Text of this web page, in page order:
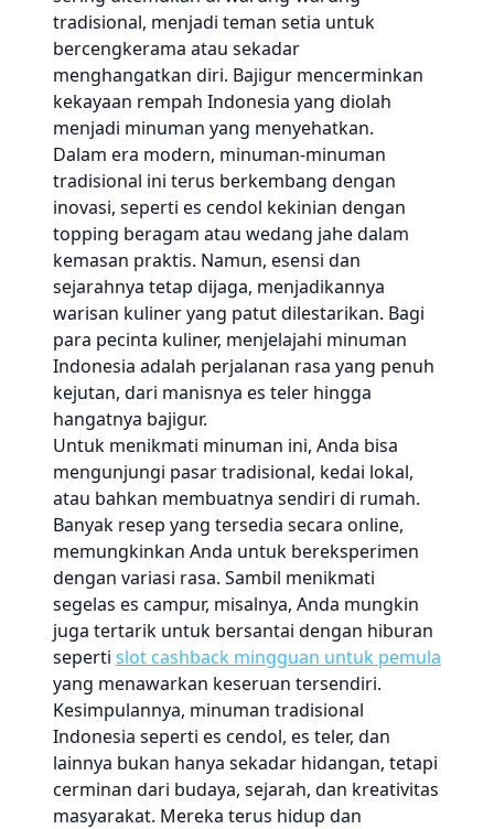
tradisional, menjadi teman setia untuk
bercengkerama atau sekadar
menghangatkan diri. Bajigur mencerminkan
kekayaan rempah Indonesia yang diolah
menjadi minuman yang menyehatkan.
Dalam era modern, minuman-minuman
tradisional ini terus berkembang dengan
inovasi, seperti es cendol kekinian dengan
topping beragam atau wedang jahe dalam
kemasan praktis. Namun, esensi dan
sejarahnya tetap dijaga, menjadikannya
warisan kuliner yang patut dilestarikan. Bagi
para pecinta kuliner, menjelajahi minuman
Indonesia adalah perjalanan rasa yang penuh
kejutan, dari manisnya es teler hingga
hangatnya bajigur.
Untuk menikmati minuman ini, Anda bisa
mengunjungi pasar tradisional, kedai lokal,
atau bahkan membuatnya sendiri di rumah.
Banyak resep yang tersedia secara online,
memungkinkan Anda untuk bereksperimen
dengan variasi rasa. Sambil menikmati
segelas es campur, misalnya, Anda mungkin
juga tertarik untuk bersantai dengan hiburan
seperti slot cashback mingguan untuk pemula
yang menawarkan keseruan tersendiri.
Kesimpulannya, minuman tradisional
Indonesia seperti es cendol, es teler, dan
lainnya bukan hanya sekadar hidangan, tetapi
cerminan dari budaya, sejarah, dan kreativitas
masyarakat. Mereka terus hidup dan